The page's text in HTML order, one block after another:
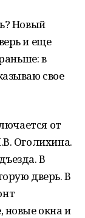
Новый
и еще
в
свое
от
Оголихина.
В
дверь. В
новые окна и